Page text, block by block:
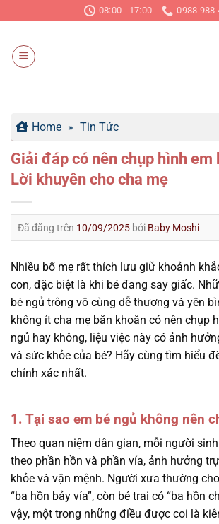
đến
dung
08:00 - 17:00 0988 988
Home » Tin Tức
Giải đáp có nên chụp hình em
Lời khuyên cho cha mẹ
Đã đăng trên 10/09/2025 bởi Baby Moshi
Nhiều bố mẹ rất thích lưu giữ khoảnh
con, đặc biệt là khi bé đang say giấc.
bé ngủ trông vô cùng dễ thương và yên
không ít cha mẹ băn khoăn có nên chụp
ngủ hay không, liệu việc này có ảnh
và sức khỏe của bé? Hãy cùng tìm hiểu
chính xác nhất.
1. Tại sao em bé ngủ không nên
Theo quan niệm dân gian, mỗi người
theo phần hồn và phần vía, ảnh hưởng
khỏe và vận mệnh. Người xưa thường
“ba hồn bảy vía”, còn bé trai có “ba hồn
vậy, một trong những điều được coi là